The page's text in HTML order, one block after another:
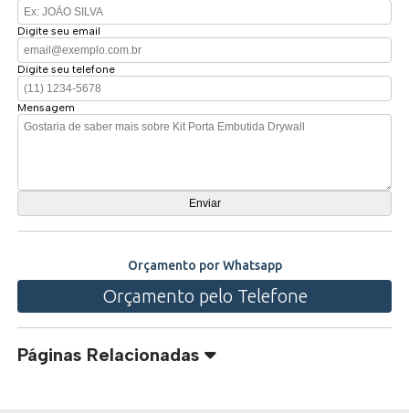
Digite seu email
Digite seu telefone
Mensagem
Orçamento por Whatsapp
Orçamento pelo Telefone
Páginas Relacionadas